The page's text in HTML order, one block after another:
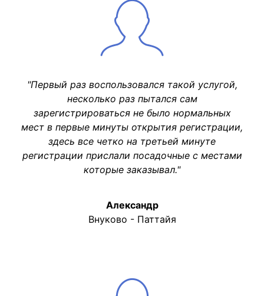
"Первый раз воспользовался такой услугой,
несколько раз пытался сам
зарегистрироваться не было нормальных
мест в первые минуты открытия регистрации,
здесь все четко на третьей минуте
регистрации прислали посадочные с местами
которые заказывал."
Александр
Внуково - Паттайя